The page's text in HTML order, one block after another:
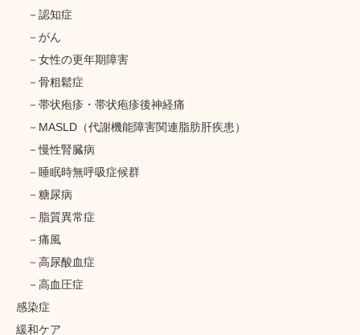
認知症
がん
女性の更年期障害
骨粗鬆症
帯状疱疹・帯状疱疹後神経痛
MASLD（代謝機能障害関連脂肪肝疾患）
慢性腎臓病
睡眠時無呼吸症候群
糖尿病
脂質異常症
痛風
高尿酸血症
高血圧症
感染症
緩和ケア